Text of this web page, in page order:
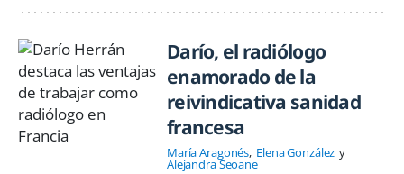
Darío, el radiólogo
enamorado de la
reivindicativa sanidad
francesa
María Aragonés Elena González
Alejandra Seoane